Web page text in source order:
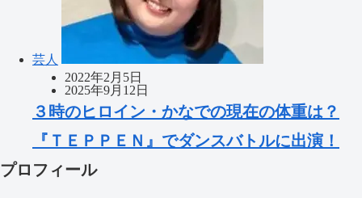
芸人
2022年2月5日
2025年9月12日
３時のヒロイン・かなでの現在の体重は？
『ＴＥＰＰＥＮ』でダンスバトルに出演！
プロフィール